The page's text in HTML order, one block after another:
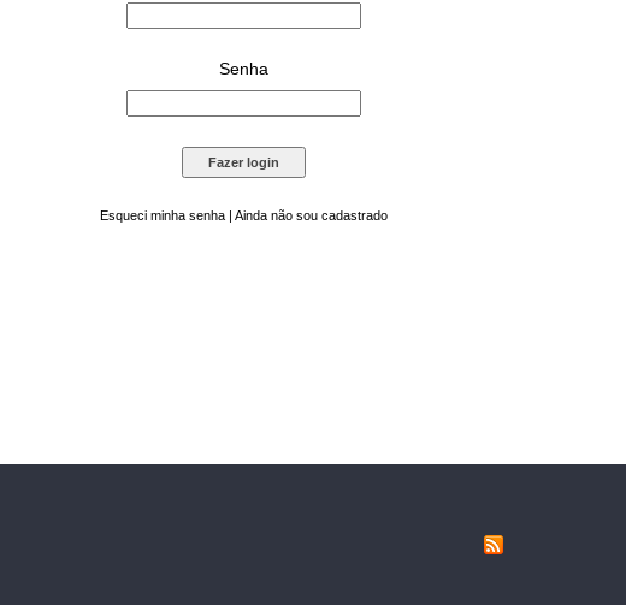
Senha
Esqueci minha senha | Ainda não sou cadastrado